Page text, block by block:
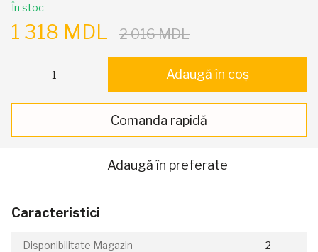
În stoc
1 318 MDL 2 016 MDL
Adaugă în coș
Comanda rapidă
Adaugă în preferate
Caracteristici
Disponibilitate Magazin 2